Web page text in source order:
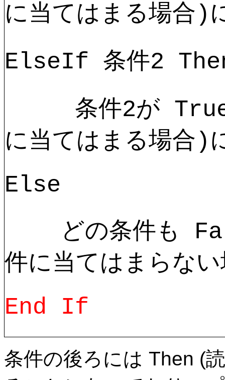
に当てはまる場合)
ElseIf 条件2
条件2が True
に当てはまる場合)
Else
どの条件も
件に当てはまらな
End If
条件の後ろには Then (